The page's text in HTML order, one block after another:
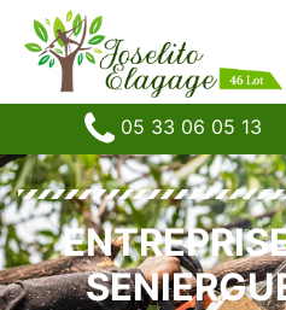
05 33 06 05 13